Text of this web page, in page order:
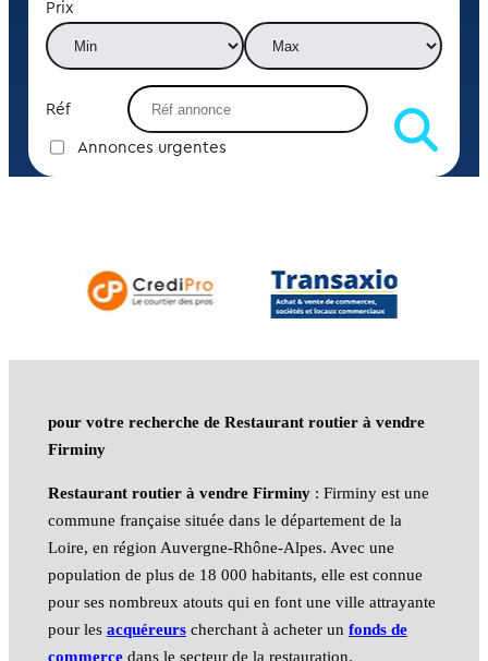
Prix
Réf
Annonces urgentes
pour votre recherche de Restaurant routier à vendre
Firminy
Restaurant routier à vendre Firminy: Firminy est une
commune française située dans le département de la
Loire, en région Auvergne-Rhône-Alpes. Avec une
population de plus de 18 000 habitants, elle est connue
pour ses nombreux atouts qui en font une ville attrayante
pour les acquéreurscherchant à acheter un fonds de
commercedans le secteur de la restauration.